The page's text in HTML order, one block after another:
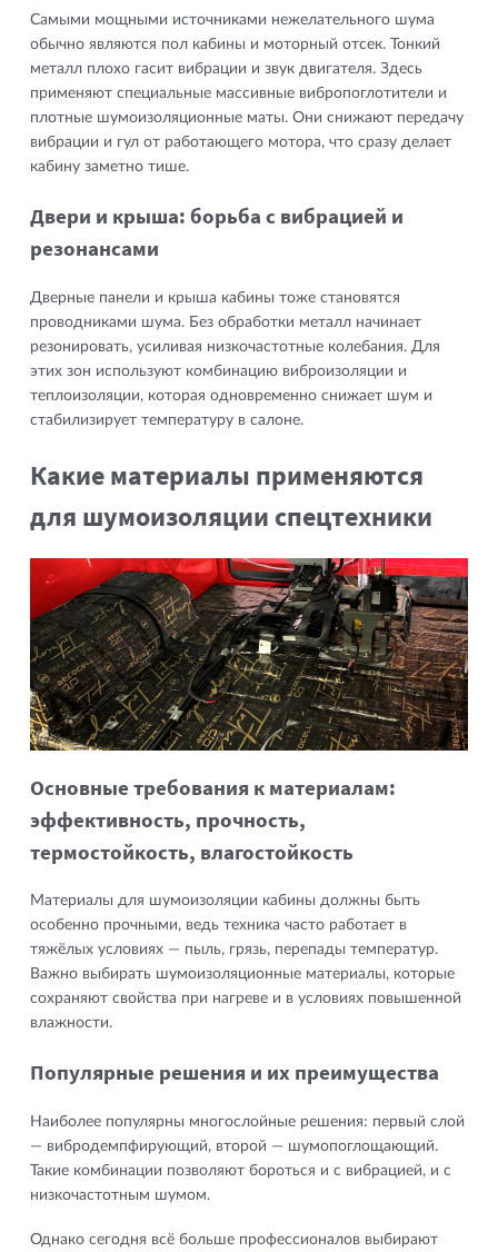
Самыми мощными источниками нежелательного шума
обычно являются пол кабины и моторный отсек. Тонкий
металл плохо гасит вибрации и звук двигателя. Здесь
применяют специальные массивные вибропоглотители и
плотные шумоизоляционные маты. Они снижают передачу
вибрации и гул от работающего мотора, что сразу делает
кабину заметно тише.
Двери и крыша: борьба с вибрацией и
резонансами
Дверные панели и крыша кабины тоже становятся
проводниками шума. Без обработки металл начинает
резонировать, усиливая низкочастотные колебания. Для
этих зон используют комбинацию виброизоляции и
теплоизоляции, которая одновременно снижает шум и
стабилизирует температуру в салоне.
Какие материалы применяются
для шумоизоляции спецтехники
Основные требования к материалам:
эффективность, прочность,
термостойкость, влагостойкость
Материалы для шумоизоляции кабины должны быть
особенно прочными, ведь техника часто работает в
тяжёлых условиях — пыль, грязь, перепады температур.
Важно выбирать шумоизоляционные материалы, которые
сохраняют свойства при нагреве и в условиях повышенной
влажности.
Популярные решения и их преимущества
Наиболее популярны многослойные решения: первый слой
— вибродемпфирующий, второй — шумопоглощающий.
Такие комбинации позволяют бороться и с вибрацией, и с
низкочастотным шумом.
Однако сегодня всё больше профессионалов выбирают